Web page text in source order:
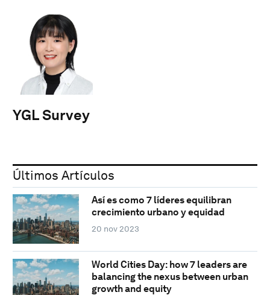
YGL Survey
Últimos Artículos
Así es como 7 líderes equilibran
crecimiento urbano y equidad
20 nov 2023
World Cities Day: how 7 leaders are
balancing the nexus between urban
growth and equity